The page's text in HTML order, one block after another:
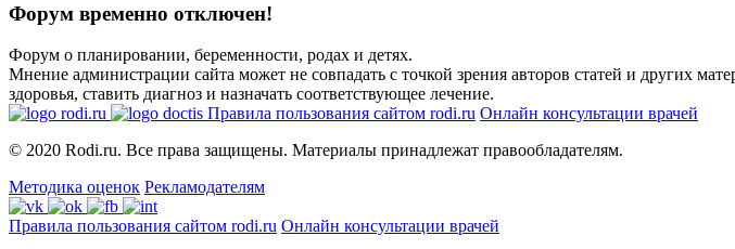
Форум временно отключен!
Форум о планировании, беременности, родах и детях.
Мнение администрации сайта может не совпадать с точкой зрения авторов статей и других
здоровья, ставить диагноз и назначать соответствующее лечение.
Правила пользования сайтом rodi.ru Онлайн консультации врачей
© 2020 Rodi.ru. Все права защищены. Материалы принадлежат правообладателям.
Методика оценок Рекламодателям
Правила пользования сайтом rodi.ru Онлайн консультации врачей